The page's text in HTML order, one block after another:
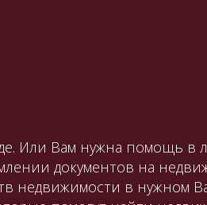
Или Вам нужна помощь в
документов на
недвижимости в нужном